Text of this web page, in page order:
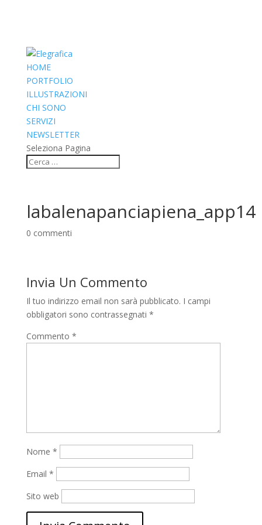
HOME
PORTFOLIO
ILLUSTRAZIONI
CHI SONO
SERVIZI
NEWSLETTER
Seleziona Pagina
labalenapanciapiena_app14
0 commenti
Invia Un Commento
Il tuo indirizzo email non sarà pubblicato. I campi
obbligatori sono contrassegnati *
Commento *
Nome *
Email *
Sito web